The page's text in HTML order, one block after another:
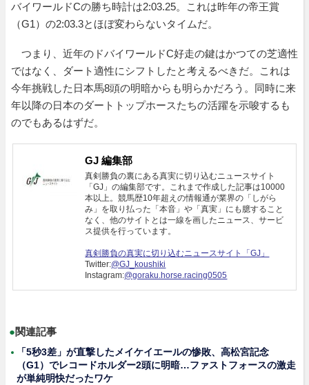
バイワールドCの勝ち時計は2:03.25。これは昨年の帝王賞
（G1）の2:03.3とほぼ変わらないタイムだ。
つまり、近年のドバイワールドC好走の鍵はかつての芝適性
ではなく、ダート適性にシフトしたと考えるべきだ。これは
今年挑戦した日本馬8頭の明暗からも明らかだろう。同時に来
年以降の日本のダートトップホースたちの活躍を示唆するも
のでもあるはずだ。
GJ 編集部
真剣勝負の裏にある真実に切り込むニュースサイト
「GJ」の編集部です。これまで作成した記事は10000
本以上。競馬歴10年超えの情報通が業界の「しがら
み」を取り払った「本音」や「真実」にも臆すること
なく、他のサイトとは一線を画したニュース、サービ
ス提供を行っています。
真剣勝負の真実に切り込むニュースサイト「GJ」
Twitter:@GJ_koushiki
Instagram:@goraku.horse.racing0505
●関連記事
「5秒3差」が直撃したメイケイエールの惨敗、高松宮記念
（G1）でレコードホルダー2頭に明暗…ファストフォースの激走
が単純明快だったワケ